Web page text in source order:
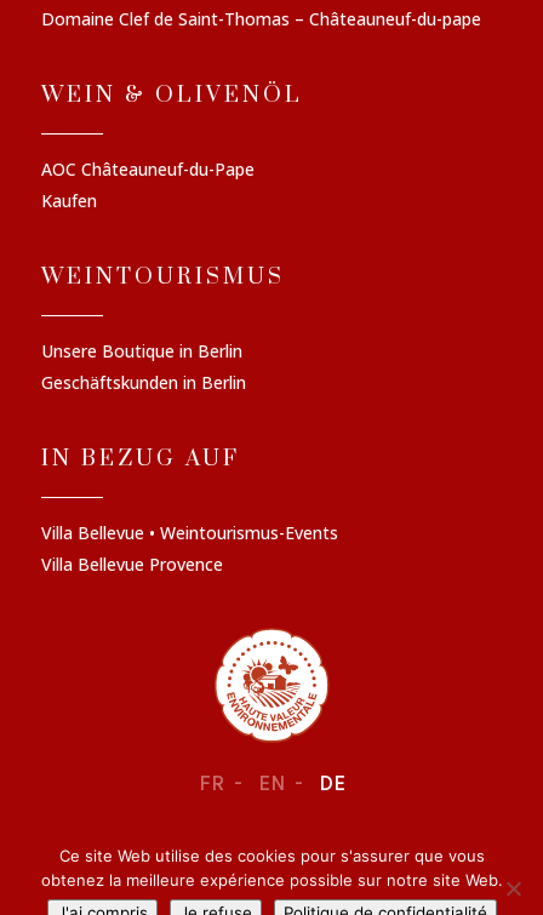
Domaine Clef de Saint-Thomas – Châteauneuf-du-pape
WEIN & OLIVENÖL
AOC Châteauneuf-du-Pape
Kaufen
WEINTOURISMUS
Unsere Boutique in Berlin
Geschäftskunden in Berlin
IN BEZUG AUF
Villa Bellevue • Weintourismus-Events
Villa Bellevue Provence
FR EN DE
RECHTLICHE INFORMATIONEN–VERTRAULICHKEIT
Ce site Web utilise des cookies pour s'assurer que vous
obtenez la meilleure expérience possible sur notre site Web.